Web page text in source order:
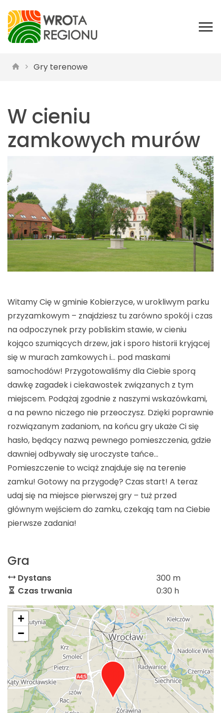
Gry terenowe
W cieniu
zamkowych murów
Witamy Cię w gminie Kobierzyce, w urokliwym parku
przyzamkowym – znajdziesz tu zarówno spokój i czas
na odpoczynek przy pobliskim stawie, w cieniu
kojąco szumiących drzew, jak i sporo historii kryjącej
się w murach zamkowych i… pod maskami
samochodów! Przygotowaliśmy dla Ciebie sporą
dawkę zagadek i ciekawostek związanych z tym
miejscem. Podążaj zgodnie z naszymi wskazówkami,
a na pewno niczego nie przeoczysz. Dzięki poprawnie
rozwiązanym zadaniom, na końcu gry ukaże Ci się
hasło, będący nazwą pewnego pomieszczenia, gdzie
dawniej odbywały się uroczyste tańce…
Pomieszczenie to wciąż znajduje się na terenie
zamku! Gotowy na przygodę? Czas start! A teraz
udaj się na miejsce pierwszej gry – tuż przed
głównym wejściem do zamku, czekają tam na Ciebie
pierwsze zadania!
Gra
Dystans
300 m
Czas trwania
0:30 h
+
−